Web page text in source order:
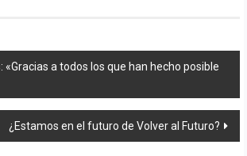
«Gracias a todos los que han hecho posible
¿Estamos en el futuro de Volver al Futuro?